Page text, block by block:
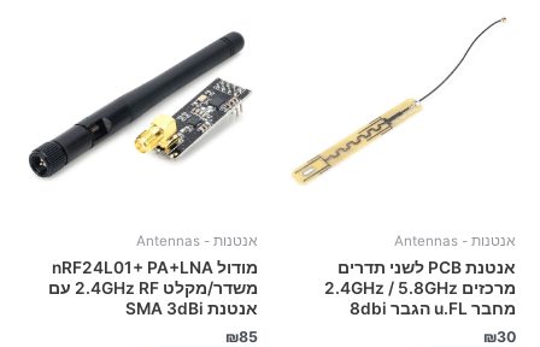
אנטנות - Antennas
אנטנת PCB לשני תדרים
מרכזים 2.4GHz / 5.8GHz
מחבר u.FL הגבר 8dbi
₪30
אנטנות - Antennas
מודול nRF24L01+ PA+LNA
משדר/מקלט 2.4GHz RF עם
אנטנת SMA 3dBi
₪85